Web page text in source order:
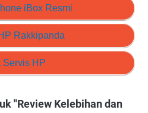
iBox Resmi
Rakkipanda
Servis HP
"Review Kelebihan dan